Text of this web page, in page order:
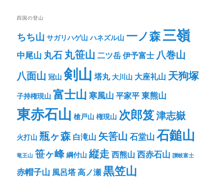
四国の登山
ちち山 サガリハゲ山 ハネズル山 一ノ森三嶺
中尾山 丸石丸笹山 二ツ岳伊予富士 八巻山
八面山 冠山 剣山 塔丸 大川山 大座礼山 天狗塚
子持権現山 富士山 寒風山 平家平東熊山
東赤石山 槍戸山 権現山 次郎笈津志嶽
火打山 瓶ヶ森 白滝山 矢筈山 石堂山 石鎚山
竜王山 笹ヶ峰 綱付山 縦走 西熊山 西赤石山 讃岐富士
赤帽子山 風呂塔高ノ瀬黒笠山